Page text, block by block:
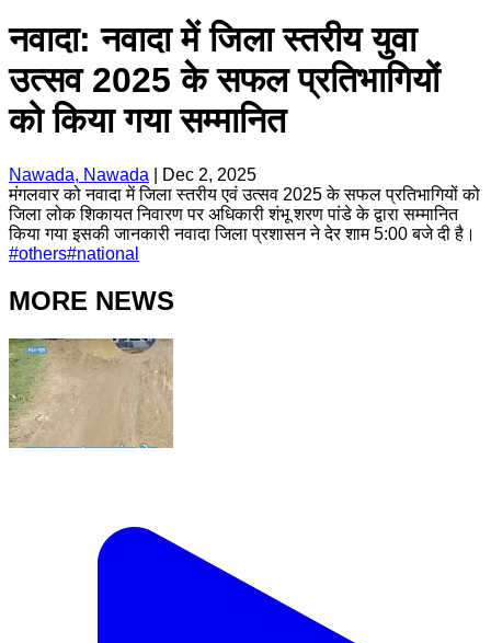
नवादा: नवादा में जिला स्तरीय युवा
उत्सव 2025 के सफल प्रतिभागियों
को किया गया सम्मानित
Nawada, Nawada
Dec 2, 2025
मंगलवार को नवादा में जिला स्तरीय एवं उत्सव 2025 के सफल प्रतिभागियों को
जिला लोक शिकायत निवारण पर अधिकारी शंभू शरण पांडे के द्वारा सम्मानित
किया गया इसकी जानकारी नवादा जिला प्रशासन ने देर शाम 5:00 बजे दी है।
#others#national
MORE NEWS